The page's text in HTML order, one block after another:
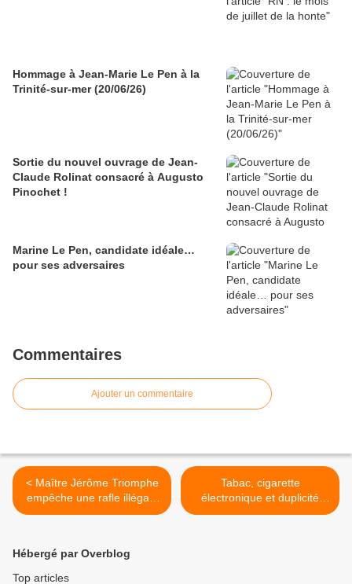
Hommage à Jean-Marie Le Pen à la
Trinité-sur-mer (20/06/26)
Sortie du nouvel ouvrage de Jean-
Claude Rolinat consacré à Augusto
Pinochet !
Marine Le Pen, candidate idéale…
pour ses adversaires
Commentaires
Ajouter un commentaire
< Maître Jérôme Triomphe
empêche une rafle illégale
de défenseurs du mariage
Tabac, cigarette
électronique et duplicité
gouvernementale ! (par
Hébergé par Overblog
Top articles